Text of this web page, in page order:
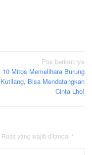
Pos berikutnya
10 Mitos Memelihara Burung
Kutilang, Bisa Mendatangkan
Cinta Lho!
Ruas yang wajib ditandai *